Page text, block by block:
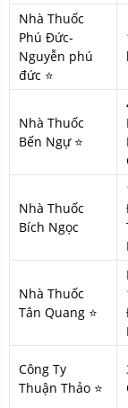
Nhà Thuốc
Phú Đức-
Nguyễn phú
đức ⭐
Nhà Thuốc
Bến Ngự ⭐
Nhà Thuốc
Bích Ngọc
Nhà Thuốc
Tân Quang ⭐
Công Ty
Thuận Thảo ⭐